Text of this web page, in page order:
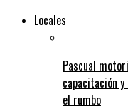
Locales
Pascual
capacitación
el rumbo